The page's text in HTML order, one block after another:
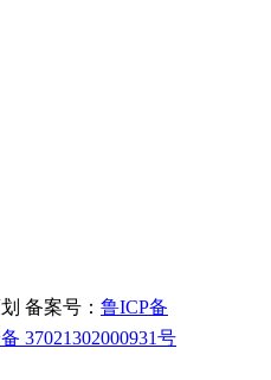
备案号： 鲁ICP备
37021302000931号